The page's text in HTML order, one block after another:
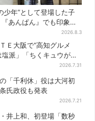
少年”として登場した子
あんぱん』でも印象的
た…視聴者驚き「どうり
技上手だと」
2026.8.3
Ｅ大阪で“高知グルメ
派」「ちくキュウがお
2026.7.31
「千利休」役は大河初
氏政役も発表
2026.7.21
井上和、初登場「数秒